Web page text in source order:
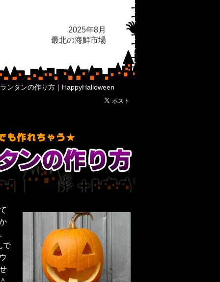
2025年8月
最北の海鮮市場
ンタンの作り方｜HappyHalloween
で